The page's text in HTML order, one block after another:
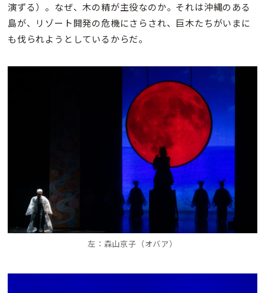
演ずる）。なぜ、木の精が主役なのか。それは沖縄のある
島が、リゾート開発の危機にさらされ、巨木たちがいまに
も伐られようとしているからだ。
左：森山京子（オバア）